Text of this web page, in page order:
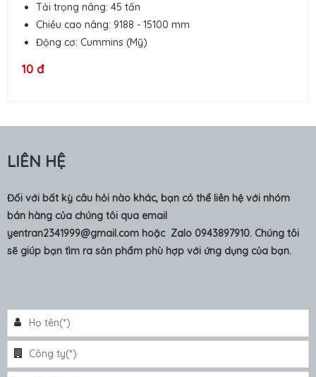
Tải trọng nâng: 45 tấn
Chiều cao nâng: 9188 - 15100 mm
Động cơ: Cummins (Mỹ)
10 đ
LIÊN HỆ
Đối với bất kỳ câu hỏi nào khác, bạn có thể liên hệ với nhóm
bán hàng của chúng tôi qua email
yentran2341999@gmail.com hoặc Zalo 0943897910. Chúng tôi
sẽ giúp bạn tìm ra sản phẩm phù hợp với ứng dụng của bạn.